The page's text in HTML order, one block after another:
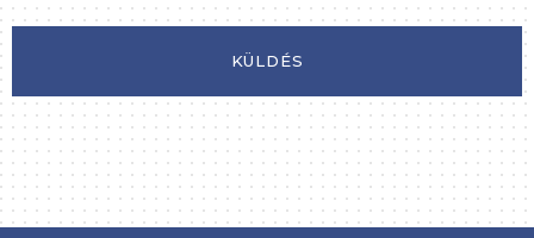
KÜLDÉS